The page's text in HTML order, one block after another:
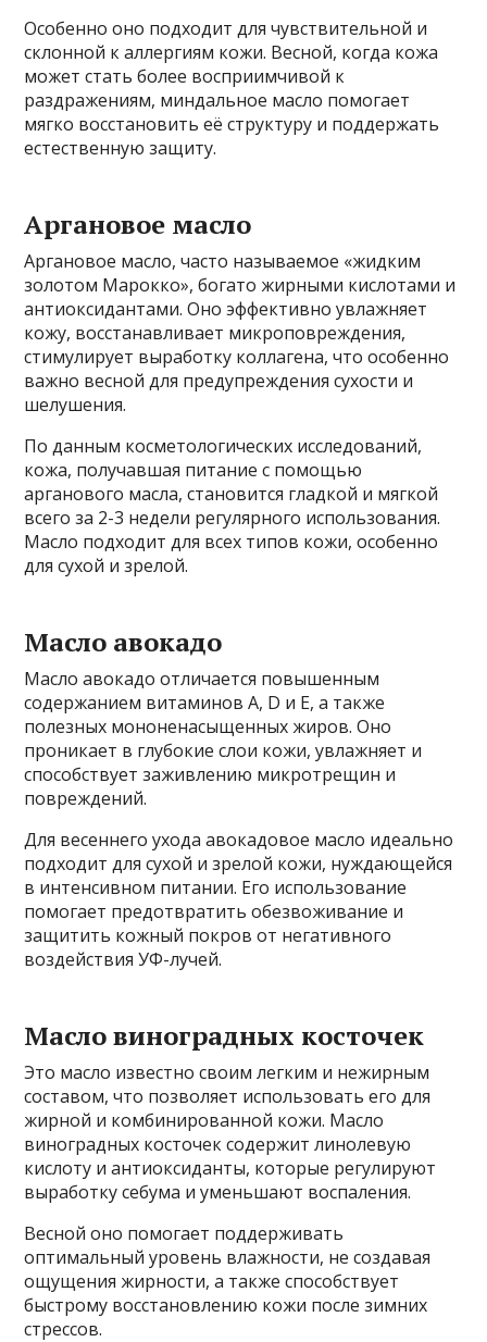
Особенно оно подходит для чувствительной и
склонной к аллергиям кожи. Весной, когда кожа
может стать более восприимчивой к
раздражениям, миндальное масло помогает
мягко восстановить её структуру и поддержать
естественную защиту.
Аргановое масло
Аргановое масло, часто называемое «жидким
золотом Марокко», богато жирными кислотами и
антиоксидантами. Оно эффективно увлажняет
кожу, восстанавливает микроповреждения,
стимулирует выработку коллагена, что особенно
важно весной для предупреждения сухости и
шелушения.
По данным косметологических исследований,
кожа, получавшая питание с помощью
арганового масла, становится гладкой и мягкой
всего за 2-3 недели регулярного использования.
Масло подходит для всех типов кожи, особенно
для сухой и зрелой.
Масло авокадо
Масло авокадо отличается повышенным
содержанием витаминов А, D и Е, а также
полезных мононенасыщенных жиров. Оно
проникает в глубокие слои кожи, увлажняет и
способствует заживлению микротрещин и
повреждений.
Для весеннего ухода авокадовое масло идеально
подходит для сухой и зрелой кожи, нуждающейся
в интенсивном питании. Его использование
помогает предотвратить обезвоживание и
защитить кожный покров от негативного
воздействия УФ-лучей.
Масло виноградных косточек
Это масло известно своим легким и нежирным
составом, что позволяет использовать его для
жирной и комбинированной кожи. Масло
виноградных косточек содержит линолевую
кислоту и антиоксиданты, которые регулируют
выработку себума и уменьшают воспаления.
Весной оно помогает поддерживать
оптимальный уровень влажности, не создавая
ощущения жирности, а также способствует
быстрому восстановлению кожи после зимних
стрессов.